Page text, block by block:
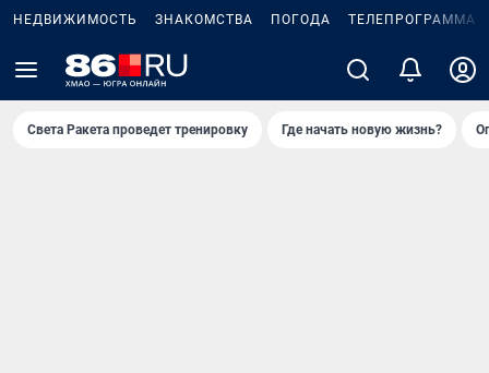
НЕДВИЖИМОСТЬ ЗНАКОМСТВА ПОГОДА ТЕЛЕПРОГРАММА
Света Ракета проведет тренировку Где начать новую жизнь?